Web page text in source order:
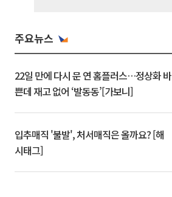
주요뉴스
22일 만에 다시 문 연 홈플러스…정상화 바
쁜데 재고 없어 ‘발동동’[가보니]
입추매직 '불발', 처서매직은 올까요? [해
시태그]